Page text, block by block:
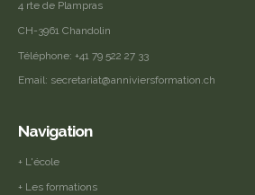
4 rte de Plampras
CH-3961 Chandolin
Téléphone: +41 79 522 27 33
Email: secretariat@anniviersformation.ch
Navigation
+ L'école
+ Les formations